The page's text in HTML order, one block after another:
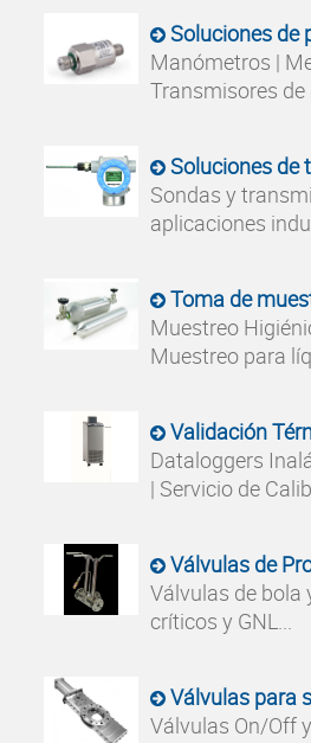
Soluciones de
Manómetros |
Transmisores de
Soluciones de
Sondas y
aplicaciones
Toma de
Muestreo
Muestreo para
Validación
Dataloggers
| Servicio de
Válvulas de
Válvulas de bola
críticos y GNL...
Válvulas para
Válvulas On/Off